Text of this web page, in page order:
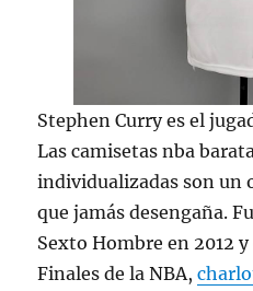
Stephen Curry es el
Las camisetas nba
individualizadas son un
que jamás desengaña.
Sexto Hombre en 2012
Finales de la NBA,